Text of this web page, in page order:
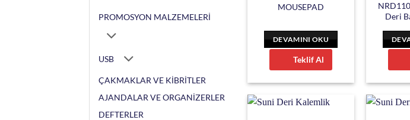
PROMOSYON MALZEMELERİ
USB
ÇAKMAKLAR VE KİBRİTLER
AJANDALAR VE ORGANİZERLER
DEFTERLER
MOUSEPAD
DEVAMINI OKU
Teklif Al
Deri